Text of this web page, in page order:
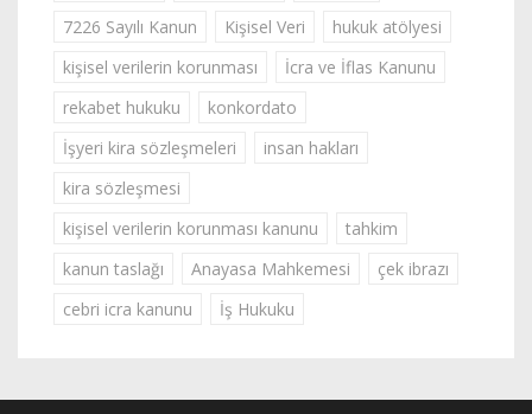
7226 Sayılı Kanun
Kişisel Veri
hukuk atölyesi
kişisel verilerin korunması
İcra ve İflas Kanunu
rekabet hukuku
konkordato
İşyeri kira sözleşmeleri
insan hakları
kira sözleşmesi
kişisel verilerin korunması kanunu
tahkim
kanun taslağı
Anayasa Mahkemesi
çek ibrazı
cebri icra kanunu
İş Hukuku